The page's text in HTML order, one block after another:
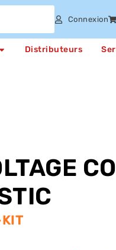
Connexion
Distributeurs